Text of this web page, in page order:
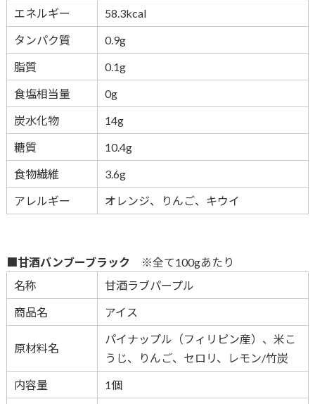
エネルギー
58.3kcal
タンパク質
0.9g
脂質
0.1g
食塩相当量
0g
炭水化物
14g
糖質
10.4g
食物繊維
3.6g
アレルギー
オレンジ、りんご、キウイ
■甘酒バンブーブラック ※全て100gあたり
名称
甘酒ラブパープル
商品名
アイス
原材料名
パイナップル（フィリピン産）、米こ
うじ、りんご、セロリ、レモン/竹炭
内容量
1個